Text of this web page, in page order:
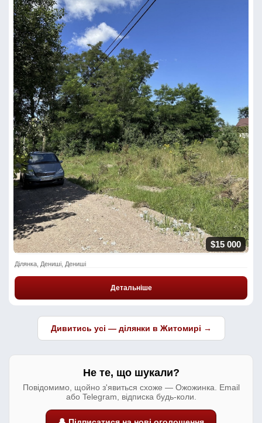
$15 000
Ділянка, Дениші, Дениші
Детальніше
Дивитись усі — ділянки в Житомирі →
Не те, що шукали?
Повідомимо, щойно з'явиться схоже — Ожожинка. Email
або Telegram, відписка будь-коли.